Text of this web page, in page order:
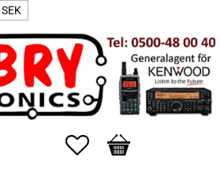
SEK
Favoriter
Kundvagn